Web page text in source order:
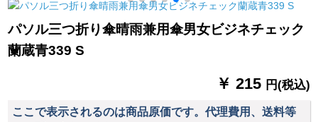
ラソル女性折りたた
みたたみ伞パラソル
ダパウダー
量カプロセル傘夢の
黒
け雨ぼう
パソル三つ折り傘晴雨兼用傘男女ビジネチェック
蘭蔵青339 S
￥ 215 円(税込)
ここで表示されるのは商品原価です。代理費用、送料等